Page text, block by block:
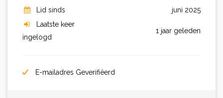
Lid sinds
juni 2025
Laatste keer
ingelogd
1 jaar geleden
E-mailadres Geverifiëerd